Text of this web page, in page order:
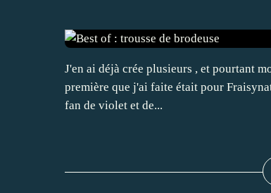
J'en ai déjà crée plusieurs , et pourtant
première que j'ai faite était pour
fan de violet et de...